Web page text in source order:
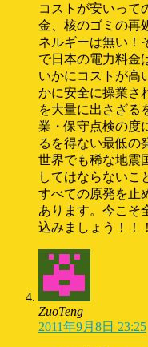
コストが安いって
金、核のゴミの再
ネルギーは無い！
で日本の電力料金
いかにコストが高
かに安全に操業さ
を大量に出さざる
業・保守点検の度
るを得ない最低の
世界でも稀な地震
してはならないこ
すべての原発を止
あります。今こそ
込みましょう！！！
ZuoTeng
2011年9月8日 23:25